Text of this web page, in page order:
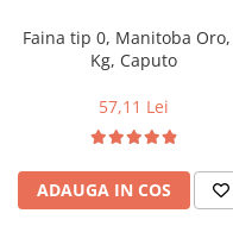
Cafea si ceai
Gem, miere si alte creme
tartinabile
Conserve
Detergent vase
Solutii suprafete bucatarie
Saci menajeri
Bureti vase si lavete
Sapun dezinfectant
Ingrijire par
Sampon de par
Balsam de par
Tratamente si masca de
Vopsea de par si oxidant
Faina tip 0, Manitoba Oro, 5
Kg, Caputo
57,11 Lei
ADAUGA IN COS